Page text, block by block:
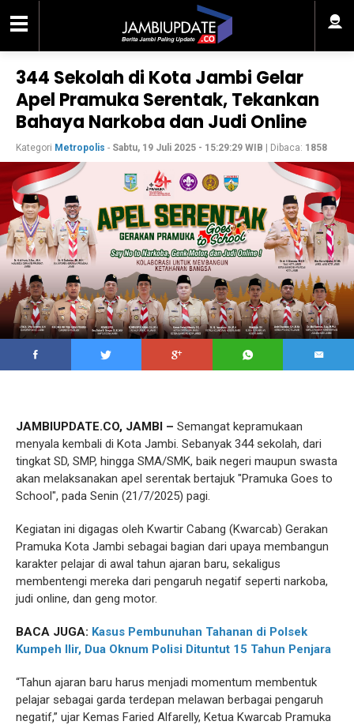
344 Sekolah di Kota Jambi Gelar
Apel Pramuka Serentak, Tekankan
Bahaya Narkoba dan Judi Online
Kategori Metropolis - Sabtu, 19 Juli 2025 - 15:29:29 WIB | Dibaca: 1858
JAMBIUPDATE.CO, JAMBI – Semangat kepramukaan
menyala kembali di Kota Jambi. Sebanyak 344 sekolah, dari
tingkat SD, SMP, hingga SMA/SMK, baik negeri maupun swasta
akan melaksanakan apel serentak bertajuk "Pramuka Goes to
School", pada Senin (21/7/2025) pagi.
Kegiatan ini digagas oleh Kwartir Cabang (Kwarcab) Gerakan
Pramuka Kota Jambi sebagai bagian dari upaya membangun
karakter pelajar di awal tahun ajaran baru, sekaligus
membentengi mereka dari pengaruh negatif seperti narkoba,
judi online, dan geng motor.
BACA JUGA: Kasus Pembunuhan Tahanan di Polsek
Kumpeh Ilir, Dua Oknum Polisi Dituntut 15 Tahun Penjara
“Tahun ajaran baru harus menjadi momentum membentuk
pelajar sebagai garda terdepan melawan berbagai pengaruh
negatif,” ujar Kemas Faried Alfarelly, Ketua Kwarcab Pramuka